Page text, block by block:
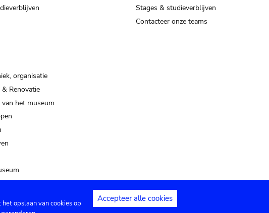
soil, earth
Stages & studieverblijven
Contacteer onze teams
organisatie
& Renovatie
het museum
opslaan van cookies op
Accepteer alle cookies